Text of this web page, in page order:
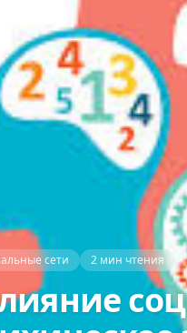
сети 2 мин чтения